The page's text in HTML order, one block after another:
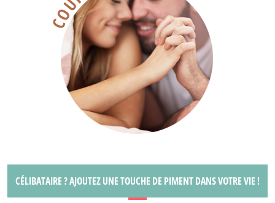
CÉLIBATAIRE ? AJOUTEZ UNE TOUCHE DE PIMENT DANS VOTRE VIE !